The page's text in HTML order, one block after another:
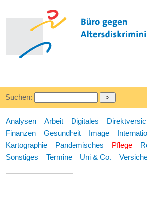
Suchen:
Analysen Arbeit Digitales
Finanzen
Gesundheit Image
Kartographie
Pandemisches Pflege
Sonstiges
Termine Uni & Co.